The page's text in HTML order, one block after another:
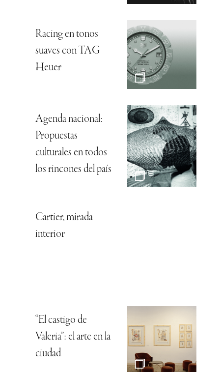
Racing en tonos
suaves con TAG
Heuer
Agenda nacional:
Propuestas
culturales en todos
los rincones del país
Cartier, mirada
interior
“El castigo de
Valeria”: el arte en la
ciudad